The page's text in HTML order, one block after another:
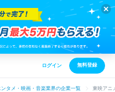
ログイン 無料登録
タメ・映画・音楽業界の企業一覧 東映アニ